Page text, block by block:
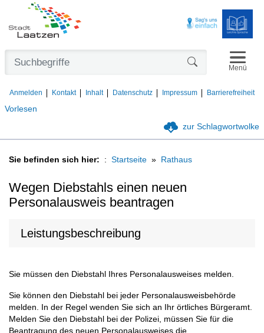
Vorlesen
Anmelden Kontakt Inhalt Datenschutz Impressum Barrierefreiheit
Menü
zur Schlagwortwolke
Sie befinden sich hier: Startseite Rathaus
Wegen Diebstahls einen neuen
Personalausweis beantragen
Leistungsbeschreibung
Sie müssen den Diebstahl Ihres Personalausweises melden.
Sie können den Diebstahl bei jeder Personalausweisbehörde
melden. In der Regel wenden Sie sich an Ihr örtliches Bürgeramt.
Melden Sie den Diebstahl bei der Polizei, müssen Sie für die
Beantragung des neuen Personalausweises die